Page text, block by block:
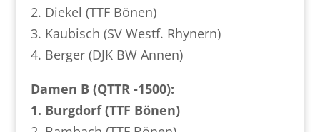
2. Diekel (TTF Bönen)
3. Kaubisch (SV Westf. Rhynern)
4. Berger (DJK BW Annen)
Damen B (QTTR -1500):
1. Burgdorf (TTF Bönen)